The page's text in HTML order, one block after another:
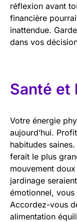
réflexion avant
financière
inattendue.
dans vos
Santé et
Votre énergie
aujourd’hui.
habitudes
ferait le plus
mouvement
jardinage
émotionnel, vous
Accordez-vous
alimentation